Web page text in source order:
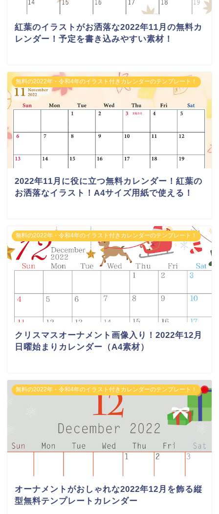
紅葉のイラストがお洒落な2022年11月の無料カ
レンダー！予定を書き込みやすい素材！
無料の2022年・令和4年のイラスト付きカレンダーのテンプレート！
2022年11月に役に立つ無料カレンダー！紅葉の
お洒落なイラスト！A4サイズ用紙で使える！
無料の2022年・令和4年のイラスト付きカレンダーのテンプレート！
クリスマスオーナメント画像入り！2022年12月
日曜始まりカレンダー（A4素材）
無料の2022年・令和4年のイラスト付きカレンダーのテンプレート！
オーナメントがおしゃれな2022年12月を飾る縦
型無料テンプレートカレンダー